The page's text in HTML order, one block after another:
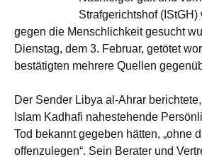
Strafgerichtshof
gegen die Menschlichkeit gesucht
Dienstag, dem 3. Februar, getötet
bestätigten mehrere Quellen
Der Sender Libya al-Ahrar
Islam Kadhafi nahestehende
Tod bekannt gegeben hätten, „ohne
offenzulegen“. Sein Berater und